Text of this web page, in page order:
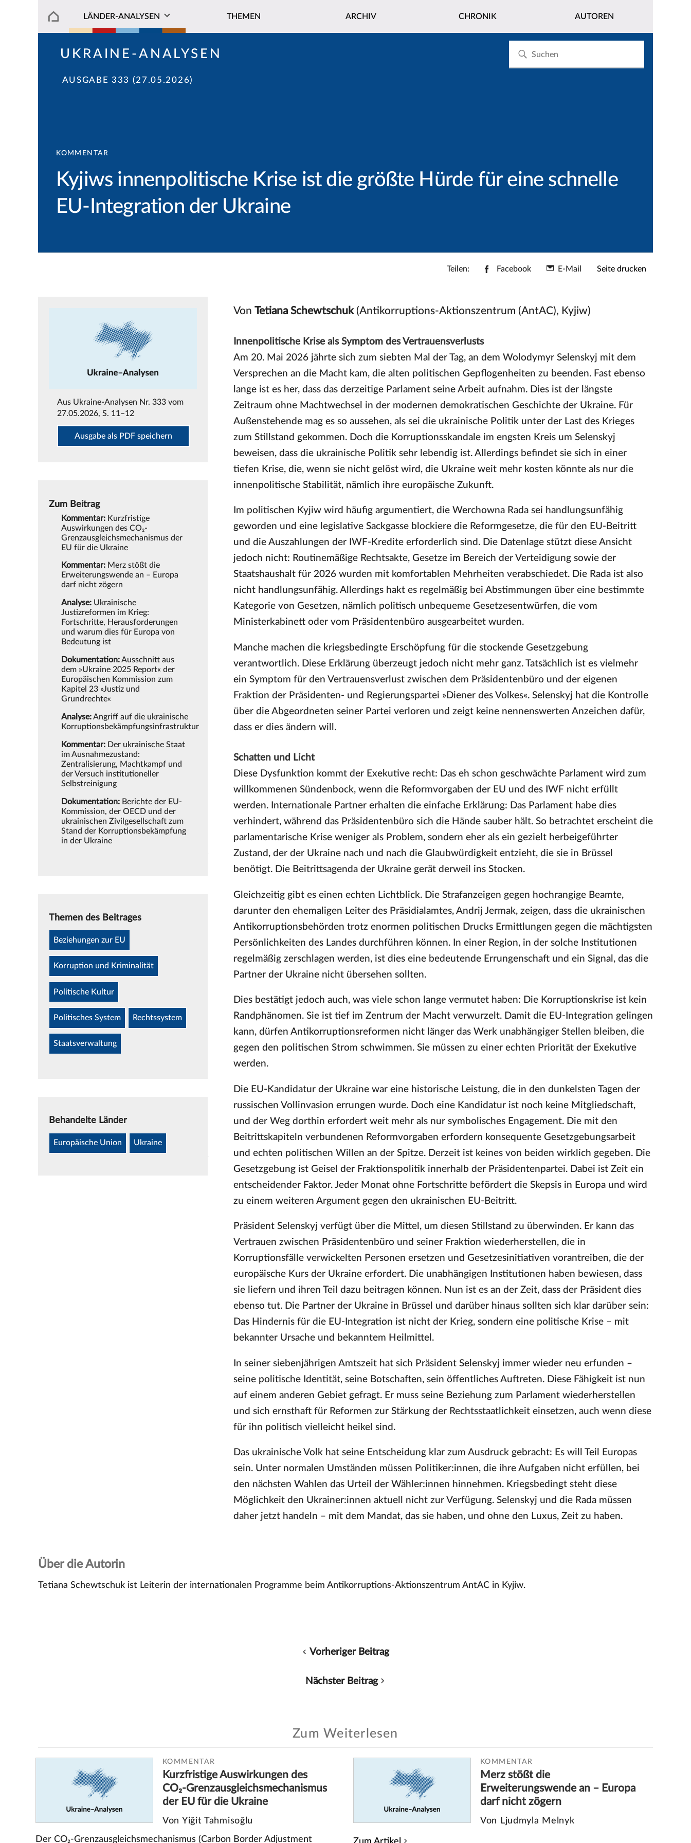
LÄNDER-ANALYSEN THEMEN ARCHIV CHRONIK AUTOREN
UKRAINE-ANALYSEN
AUSGABE 333 (27.05.2026)
KOMMENTAR
Kyjiws innenpolitische Krise ist die größte Hürde für eine schnelle
EU-Integration der Ukraine
Teilen: Facebook E-Mail Seite drucken
Aus Ukraine-Analysen Nr. 333 vom
27.05.2026, S. 11–12
Ausgabe als PDF speichern
Zum Beitrag
Kommentar: Kurzfristige
Auswirkungen des CO₂-
Grenzausgleichsmechanismus der
EU für die Ukraine
Kommentar: Merz stößt die
Erweiterungswende an – Europa
darf nicht zögern
Analyse: Ukrainische
Justizreformen im Krieg:
Fortschritte, Herausforderungen
und warum dies für Europa von
Bedeutung ist
Dokumentation:Ausschnitt aus
dem »Ukraine 2025 Report« der
Europäischen Kommission zum
Kapitel 23 »Justiz und
Grundrechte«
Analyse:Angriff auf die ukrainische
Korruptionsbekämpfungsinfrastruktur
Kommentar: Der ukrainische Staat
im Ausnahmezustand:
Zentralisierung, Machtkampf und
der Versuch institutioneller
Selbstreinigung
Dokumentation: Berichte der EU-
Kommission, der OECD und der
ukrainischen Zivilgesellschaft zum
Stand der Korruptionsbekämpfung
in der Ukraine
Themen des Beitrages
Beziehungen zur EU
Korruption und Kriminalität
Politische Kultur
Politisches System Rechtssystem
Staatsverwaltung
Behandelte Länder
Europäische Union Ukraine
VonTetiana Schewtschuk(Antikorruptions-Aktionszentrum (AntAC), Kyjiw)
Innenpolitische Krise als Symptom des Vertrauensverlusts
Am 20. Mai 2026 jährte sich zum siebten Mal der Tag, an dem Wolodymyr Selenskyj mit dem
Versprechen an die Macht kam, die alten politischen Gepflogenheiten zu beenden. Fast ebenso
lange ist es her, dass das derzeitige Parlament seine Arbeit aufnahm. Dies ist der längste
Zeitraum ohne Machtwechsel in der modernen demokratischen Geschichte der Ukraine. Für
Außenstehende mag es so aussehen, als sei die ukrainische Politik unter der Last des Krieges
zum Stillstand gekommen. Doch die Korruptionsskandale im engsten Kreis um Selenskyj
beweisen, dass die ukrainische Politik sehr lebendig ist. Allerdings befindet sie sich in einer
tiefen Krise, die, wenn sie nicht gelöst wird, die Ukraine weit mehr kosten könnte als nur die
innenpolitische Stabilität, nämlich ihre europäische Zukunft.
Im politischen Kyjiw wird häufig argumentiert, die Werchowna Rada sei handlungsunfähig
geworden und eine legislative Sackgasse blockiere die Reformgesetze, die für den EU-Beitritt
und die Auszahlungen der IWF-Kredite erforderlich sind. Die Datenlage stützt diese Ansicht
jedoch nicht: Routinemäßige Rechtsakte, Gesetze im Bereich der Verteidigung sowie der
Staatshaushalt für 2026 wurden mit komfortablen Mehrheiten verabschiedet. Die Rada ist also
nicht handlungsunfähig. Allerdings hakt es regelmäßig bei Abstimmungen über eine bestimmte
Kategorie von Gesetzen, nämlich politisch unbequeme Gesetzesentwürfen, die vom
Ministerkabinett oder vom Präsidentenbüro ausgearbeitet wurden.
Manche machen die kriegsbedingte Erschöpfung für die stockende Gesetzgebung
verantwortlich. Diese Erklärung überzeugt jedoch nicht mehr ganz. Tatsächlich ist es vielmehr
ein Symptom für den Vertrauensverlust zwischen dem Präsidentenbüro und der eigenen
Fraktion der Präsidenten- und Regierungspartei »Diener des Volkes«. Selenskyj hat die Kontrolle
über die Abgeordneten seiner Partei verloren und zeigt keine nennenswerten Anzeichen dafür,
dass er dies ändern will.
Schatten und Licht
Diese Dysfunktion kommt der Exekutive recht: Das eh schon geschwächte Parlament wird zum
willkommenen Sündenbock, wenn die Reformvorgaben der EU und des IWF nicht erfüllt
werden. Internationale Partner erhalten die einfache Erklärung: Das Parlament habe dies
verhindert, während das Präsidentenbüro sich die Hände sauber hält. So betrachtet erscheint die
parlamentarische Krise weniger als Problem, sondern eher als ein gezielt herbeigeführter
Zustand, der der Ukraine nach und nach die Glaubwürdigkeit entzieht, die sie in Brüssel
benötigt. Die Beitrittsagenda der Ukraine gerät derweil ins Stocken.
Gleichzeitig gibt es einen echten Lichtblick. Die Strafanzeigen gegen hochrangige Beamte,
darunter den ehemaligen Leiter des Präsidialamtes, Andrij Jermak, zeigen, dass die ukrainischen
Antikorruptionsbehörden trotz enormen politischen Drucks Ermittlungen gegen die mächtigsten
Persönlichkeiten des Landes durchführen können. In einer Region, in der solche Institutionen
regelmäßig zerschlagen werden, ist dies eine bedeutende Errungenschaft und ein Signal, das die
Partner der Ukraine nicht übersehen sollten.
Dies bestätigt jedoch auch, was viele schon lange vermutet haben: Die Korruptionskrise ist kein
Randphänomen. Sie ist tief im Zentrum der Macht verwurzelt. Damit die EU-Integration gelingen
kann, dürfen Antikorruptionsreformen nicht länger das Werk unabhängiger Stellen bleiben, die
gegen den politischen Strom schwimmen. Sie müssen zu einer echten Priorität der Exekutive
werden.
Die EU-Kandidatur der Ukraine war eine historische Leistung, die in den dunkelsten Tagen der
russischen Vollinvasion errungen wurde. Doch eine Kandidatur ist noch keine Mitgliedschaft,
und der Weg dorthin erfordert weit mehr als nur symbolisches Engagement. Die mit den
Beitrittskapiteln verbundenen Reformvorgaben erfordern konsequente Gesetzgebungsarbeit
und echten politischen Willen an der Spitze. Derzeit ist keines von beiden wirklich gegeben. Die
Gesetzgebung ist Geisel der Fraktionspolitik innerhalb der Präsidentenpartei. Dabei ist Zeit ein
entscheidender Faktor. Jeder Monat ohne Fortschritte befördert die Skepsis in Europa und wird
zu einem weiteren Argument gegen den ukrainischen EU-Beitritt.
Präsident Selenskyj verfügt über die Mittel, um diesen Stillstand zu überwinden. Er kann das
Vertrauen zwischen Präsidentenbüro und seiner Fraktion wiederherstellen, die in
Korruptionsfälle verwickelten Personen ersetzen und Gesetzesinitiativen vorantreiben, die der
europäische Kurs der Ukraine erfordert. Die unabhängigen Institutionen haben bewiesen, dass
sie liefern und ihren Teil dazu beitragen können. Nun ist es an der Zeit, dass der Präsident dies
ebenso tut. Die Partner der Ukraine in Brüssel und darüber hinaus sollten sich klar darüber sein:
Das Hindernis für die EU-Integration ist nicht der Krieg, sondern eine politische Krise – mit
bekannter Ursache und bekanntem Heilmittel.
In seiner siebenjährigen Amtszeit hat sich Präsident Selenskyj immer wieder neu erfunden –
seine politische Identität, seine Botschaften, sein öffentliches Auftreten. Diese Fähigkeit ist nun
auf einem anderen Gebiet gefragt. Er muss seine Beziehung zum Parlament wiederherstellen
und sich ernsthaft für Reformen zur Stärkung der Rechtsstaatlichkeit einsetzen, auch wenn diese
für ihn politisch vielleicht heikel sind.
Das ukrainische Volk hat seine Entscheidung klar zum Ausdruck gebracht: Es will Teil Europas
sein. Unter normalen Umständen müssen Politiker:innen, die ihre Aufgaben nicht erfüllen, bei
den nächsten Wahlen das Urteil der Wähler:innen hinnehmen. Kriegsbedingt steht diese
Möglichkeit den Ukrainer:innen aktuell nicht zur Verfügung. Selenskyj und die Rada müssen
daher jetzt handeln – mit dem Mandat, das sie haben, und ohne den Luxus, Zeit zu haben.
Über die Autorin
Tetiana Schewtschuk ist Leiterin der internationalen Programme beim Antikorruptions-Aktionszentrum AntAC in Kyjiw.
Vorheriger Beitrag
Nächster Beitrag
Zum Weiterlesen
KOMMENTAR
Kurzfristige Auswirkungen des
CO₂-Grenzausgleichsmechanismus
der EU für die Ukraine
Von Yiğit Tahmisoğlu
Der CO₂-Grenzausgleichsmechanismus (Carbon Border Adjustment
KOMMENTAR
Merz stößt die
Erweiterungswende an – Europa
darf nicht zögern
Von Ljudmyla Melnyk
Zum Artikel